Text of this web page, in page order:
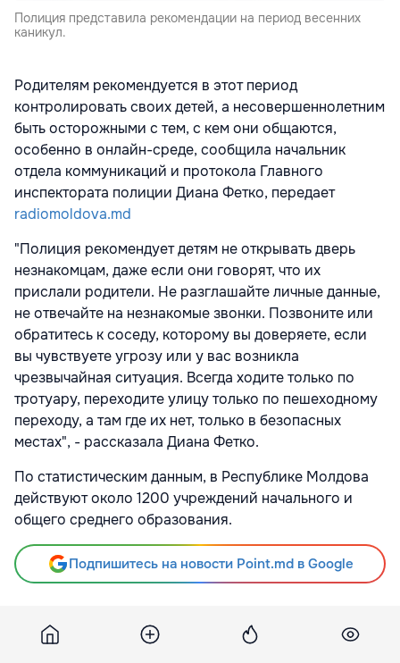
Полиция представила рекомендации на период весенних
каникул.
Родителям рекомендуется в этот период
контролировать своих детей, а несовершеннолетним
быть осторожными с тем, с кем они общаются,
особенно в онлайн-среде, сообщила начальник
отдела коммуникаций и протокола Главного
инспектората полиции Диана Фетко, передает
radiomoldova.md
"Полиция рекомендует детям не открывать дверь
незнакомцам, даже если они говорят, что их
прислали родители. Не разглашайте личные данные,
не отвечайте на незнакомые звонки. Позвоните или
обратитесь к соседу, которому вы доверяете, если
вы чувствуете угрозу или у вас возникла
чрезвычайная ситуация. Всегда ходите только по
тротуару, переходите улицу только по пешеходному
переходу, а там где их нет, только в безопасных
местах", - рассказала Диана Фетко.
По статистическим данным, в Республике Молдова
действуют около 1200 учреждений начального и
общего среднего образования.
Подпишитесь на новости Point.md в Google
Источник Radiomoldova